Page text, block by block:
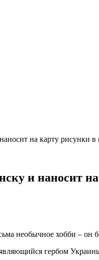
на карту рисунки
и наносит
необычное хобби – он
гербом